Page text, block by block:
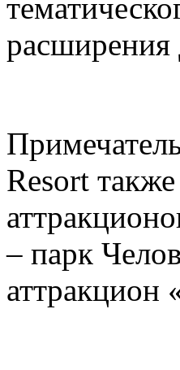
расширения
Resort
– парк
аттракцион